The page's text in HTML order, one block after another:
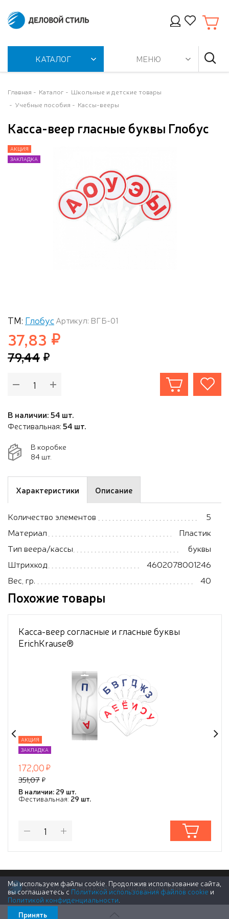
КАТАЛОГ МЕНЮ
Главная Каталог
Школьные и детские товары
Учебные пособия
Кассы-вееры
Касса-веер гласные буквы Глобус
АКЦИЯ
ЗАКЛАДКА
АКЦИЯ
ЗАКЛАДКА
ТМ: ГлобусАртикул: ВГБ-01
37,83
79,44
В наличии: 54 шт.
Фестивальная:54 шт.
В коробке
84 шт.
Характеристики Описание
Количество элементов
5
Материал
Пластик
Тип веера/кассы
буквы
Штрихкод
4602078001246
Вес, гр.
40
Похожие товары
Касса-веер согласные и гласные буквы
ErichKrause®
АКЦИЯ
ЗАКЛАДКА
172,00
351,07
В наличии: 29 шт.
Фестивальная: 29 шт.
© 2011-2026 Группа компаний «Деловой Стиль»
Мы используем файлы cookie. Продолжив использование сайта,
вы соглашаетесь с Политикой использования файлов cookie и
Политикой конфиденциальности
Принять